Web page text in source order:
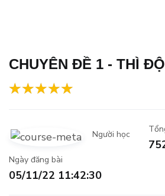
CHUYÊN ĐỀ 1 - THÌ
Người học
Ngày đăng bài
05/11/22 11:42:30